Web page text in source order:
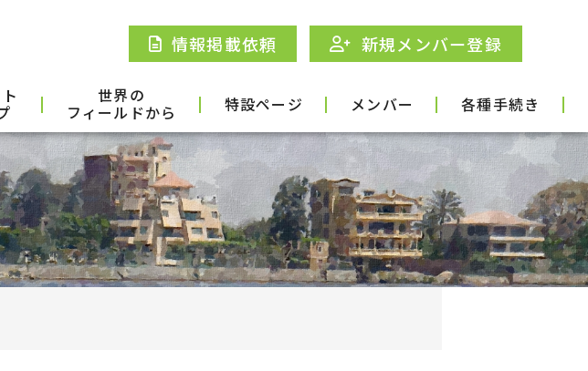
情報掲載依頼 新規メンバー登録
世界の
フィールドから 特設ページ メンバー 各種手続き